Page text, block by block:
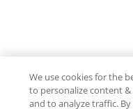
We use cookies for the
to personalize content
and to analyze traffic. By